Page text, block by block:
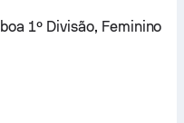
1º Divisão, Feminino